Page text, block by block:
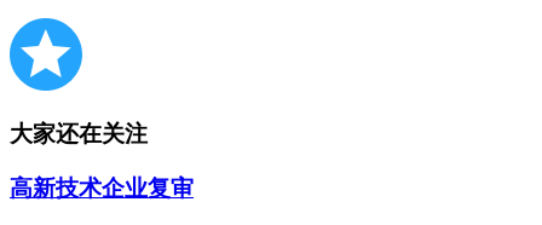
大家还在关注
高新技术企业复审